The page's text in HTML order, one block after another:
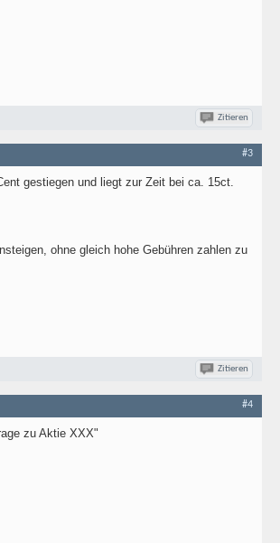
Zitieren
#3
gestiegen und liegt zur Zeit bei ca. 15ct.
ohne gleich hohe Gebühren zahlen zu
Zitieren
#4
zu Aktie XXX"